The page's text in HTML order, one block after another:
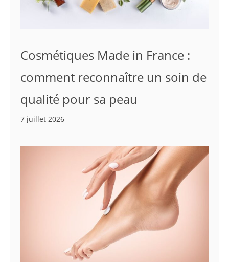
Cosmétiques Made in France :
comment reconnaître un soin de
qualité pour sa peau
7 juillet 2026